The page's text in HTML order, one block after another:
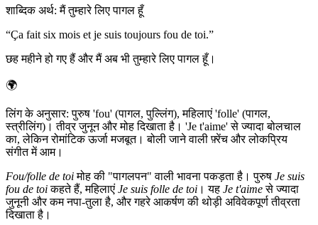
शाब्दिक अर्थ: मैं तुम्हारे लिए पागल हूँ
“Ça fait six mois et je suis toujours fou de toi.”
छह महीने हो गए हैं और मैं अब भी तुम्हारे लिए पागल हूँ।
🌍
लिंग के अनुसार: पुरुष 'fou' (पागल, पुल्लिंग), महिलाएं 'folle' (पागल,
स्त्रीलिंग)। तीव्र जुनून और मोह दिखाता है। 'Je t'aime' से ज्यादा बोलचाल
का, लेकिन रोमांटिक ऊर्जा मजबूत। बोली जाने वाली फ़्रेंच और लोकप्रिय
संगीत में आम।
Fou/folle de toiमोह की "पागलपन" वाली भावना पकड़ता है। पुरुष Je suis
fou de toiकहते हैं, महिलाएं Je suis folle de toi । यह Je t'aimeसे ज्यादा
जुनूनी और कम नपा-तुला है, और गहरे आकर्षण की थोड़ी अविवेकपूर्ण तीव्रता
दिखाता है।